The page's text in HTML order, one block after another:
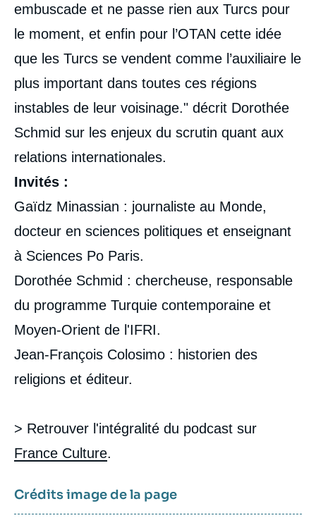
embuscade et ne passe rien aux Turcs pour
le moment, et enfin pour l’OTAN cette idée
que les Turcs se vendent comme l’auxiliaire le
plus important dans toutes ces régions
instables de leur voisinage." décrit Dorothée
Schmid sur les enjeux du scrutin quant aux
relations internationales.
Invités :
Gaïdz Minassian : journaliste au Monde,
docteur en sciences politiques et enseignant
à Sciences Po Paris.
Dorothée Schmid : chercheuse, responsable
du programme Turquie contemporaine et
Moyen-Orient de l'IFRI.
Jean-François Colosimo : historien des
religions et éditeur.
> Retrouver l'intégralité du podcast sur
France Culture.
Crédits image de la page